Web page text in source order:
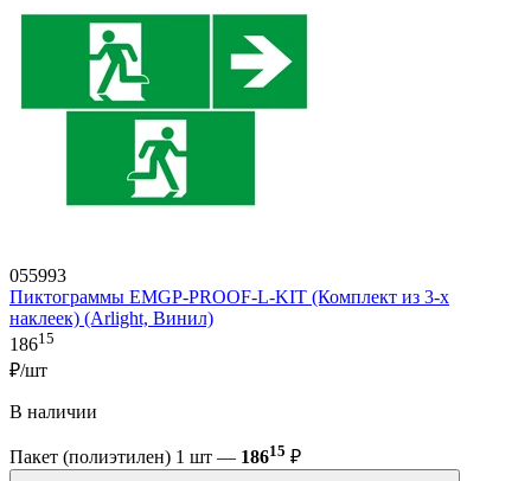
055993
Пиктограммы EMGP-PROOF-L-KIT (Комплект из 3-х
наклеек) (Arlight, Винил)
18615
₽/шт
В наличии
Пакет (полиэтилен) 1 шт — 18615 ₽